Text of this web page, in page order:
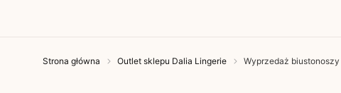
Strona główna Outlet sklepu Dalia Lingerie Wyprzedaż biustonoszy